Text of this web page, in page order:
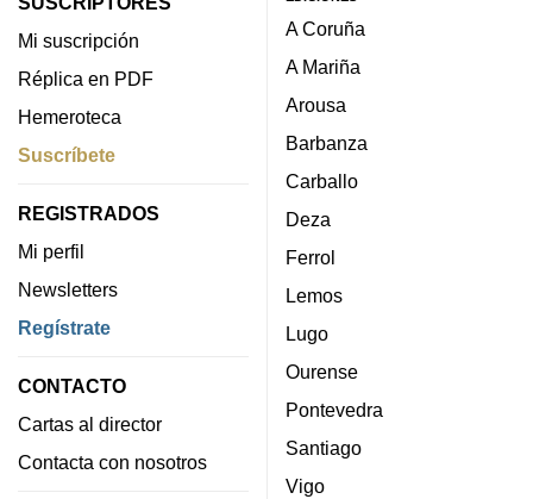
Mi suscripción
Réplica en PDF
Hemeroteca
Suscríbete
REGISTRADOS
Mi perfil
Newsletters
Regístrate
CONTACTO
Cartas al director
Contacta con nosotros
A Coruña
A Mariña
Arousa
Barbanza
Carballo
Deza
Ferrol
Lemos
Lugo
Ourense
Pontevedra
Santiago
Vigo